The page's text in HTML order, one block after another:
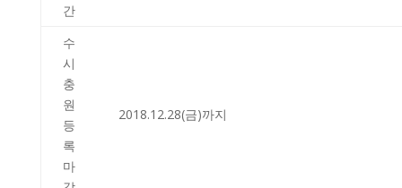
간
수
시
충
원
등
록
마
2018.12.28(금)까지